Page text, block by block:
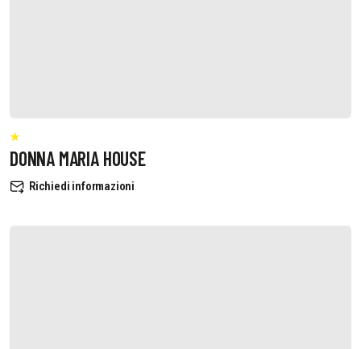
DONNA MARIA HOUSE
Richiedi informazioni